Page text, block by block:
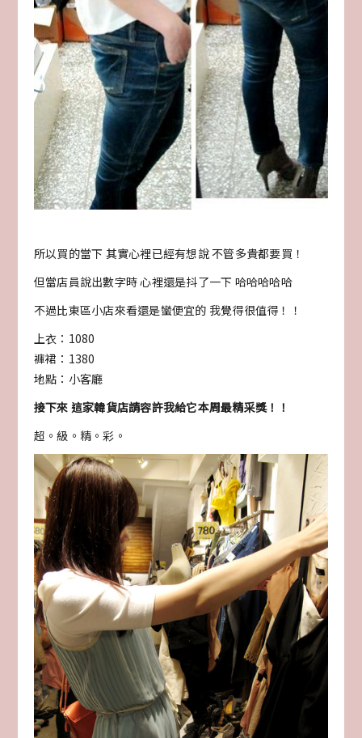
所以買的當下 其實心裡已經有想說 不管多貴都要買！
但當店員說出數字時 心裡還是抖了一下 哈哈哈哈哈
不過比東區小店來看還是蠻便宜的 我覺得很值得！！
上衣：1080
褲裙：1380
地點：小客廳
接下來 這家韓貨店請容許我給它本周最精采獎！！
超。級。精。彩。